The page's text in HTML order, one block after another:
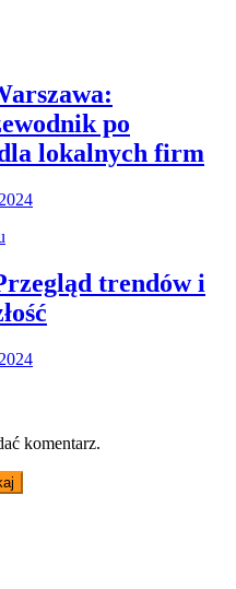
po
lokalnych firm
trendów i
komentarz.